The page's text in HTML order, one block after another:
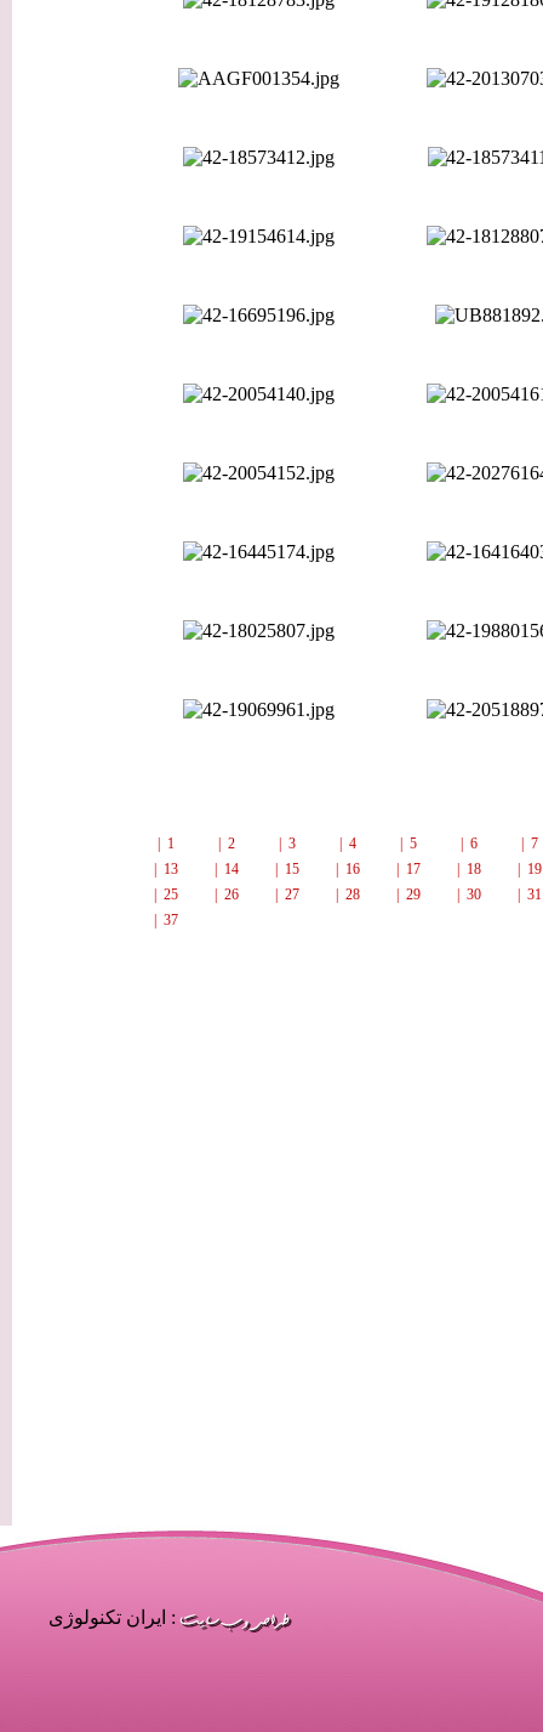
| 1 | 2 | 3 | 4 | 5 | 6
|
| 13
| 14 | 15 | 16 | 17 | 18
|
| 25
| 26 | 27 | 28 | 29 | 30
|
| 37
: ایران تکنولوژی